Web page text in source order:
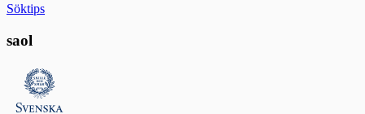
Söktips
saol